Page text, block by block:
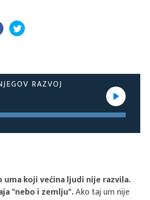
RAZVOJ
uma koji većina ljudi nije razvila.
"nebo i zemlju".Ako taj um nije